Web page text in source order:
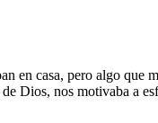
en casa, pero algo que
Dios, nos motivaba a